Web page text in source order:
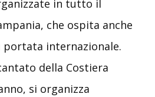
in tutto il
che ospita anche
internazionale.
della Costiera
si organizza